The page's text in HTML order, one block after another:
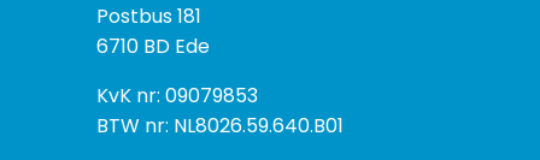
o
e
k
a
P
o
t
a
Postbus 181
6710 BD Ede
I
n
KvK nr: 09079853
BTW nr: NL8026.59.640.B01